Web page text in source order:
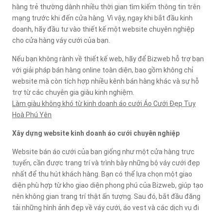
hàng trẻ thường dành nhiều thời gian tìm kiếm thông tin trên
mạng trước khi đến cửa hàng. Vì vậy, ngay khi bắt đầu kinh
doanh, hãy đầu tư vào thiết kế một website chuyên nghiệp
cho cửa hàng váy cưới của bạn.
Nếu bạn không rành về thiết kế web, hãy để Bizweb hỗ trợ bạn
với giải pháp bán hàng online toàn diện, bao gồm không chỉ
website mà còn tích hợp nhiều kênh bán hàng khác và sự hỗ
trợ từ các chuyên gia giàu kinh nghiệm.
Làm giàu không khó từ kinh doanh áo cưới Áo Cưới Đẹp Tuy
Hoà Phú Yên
Xây dựng website kinh doanh áo cưới chuyên nghiệp
Website bán áo cưới của bạn giống như một cửa hàng trực
tuyến, cần được trang trí và trình bày những bộ váy cưới đẹp
nhất để thu hút khách hàng. Bạn có thể lựa chọn một giao
diện phù hợp từ kho giao diện phong phú của Bizweb, giúp tạo
nên không gian trang trí thật ấn tượng. Sau đó, bắt đầu đăng
tải những hình ảnh đẹp về váy cưới, áo vest và các dịch vụ đi